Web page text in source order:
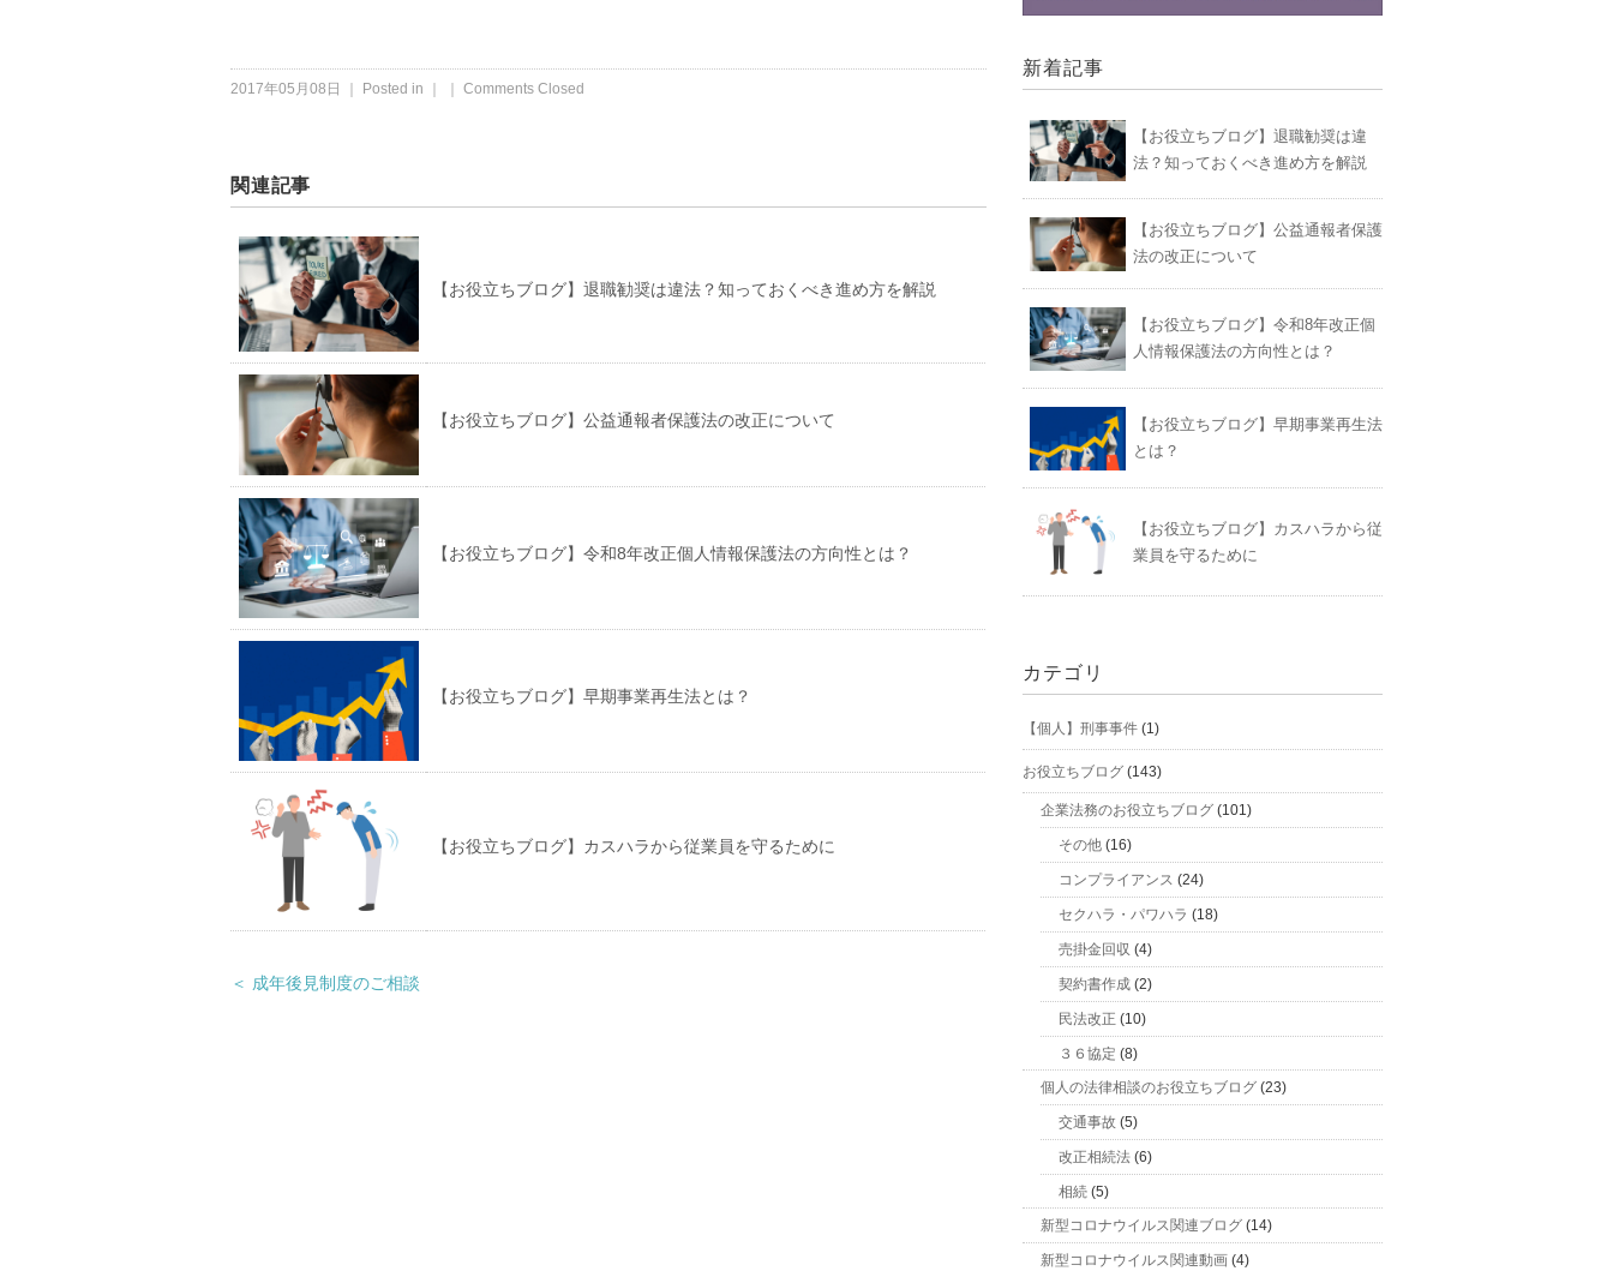
2017年05月08日 ｜ Posted in ｜ ｜ Comments Closed
関連記事
【お役立ちブログ】退職勧奨は違法？知っておくべき進め方を解説
【お役立ちブログ】公益通報者保護法の改正について
【お役立ちブログ】令和8年改正個人情報保護法の方向性とは？
【お役立ちブログ】早期事業再生法とは？
【お役立ちブログ】カスハラから従業員を守るために
＜ 成年後見制度のご相談
新着記事
【お役立ちブログ】退職勧奨は違
法？知っておくべき進め方を解説
【お役立ちブログ】公益通報者保護
法の改正について
【お役立ちブログ】令和8年改正個
人情報保護法の方向性とは？
【お役立ちブログ】早期事業再生法
とは？
【お役立ちブログ】カスハラから従
業員を守るために
カテゴリ
【個人】刑事事件 (1)
お役立ちブログ (143)
企業法務のお役立ちブログ (101)
その他 (16)
コンプライアンス (24)
セクハラ・パワハラ (18)
売掛金回収 (4)
契約書作成 (2)
民法改正 (10)
３６協定 (8)
個人の法律相談のお役立ちブログ (23)
交通事故 (5)
改正相続法 (6)
相続 (5)
新型コロナウイルス関連ブログ (14)
新型コロナウイルス関連動画 (4)